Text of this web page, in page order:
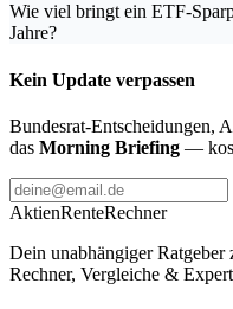
Wie viel bringt ein ETF-
Jahre?
Kein Update verpassen
Bundesrat-Entscheidungen,
das Morning Briefing —
AktienRenteRechner
Dein unabhängiger Ratgeber
Rechner, Vergleiche &